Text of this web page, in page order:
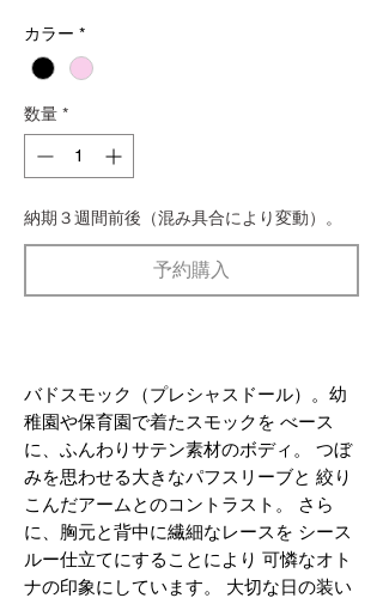
カラー *
数量 *
納期３週間前後（混み具合により変動）。
予約購入
バドスモック（プレシャスドール）。幼
稚園や保育園で着たスモックを べース
に、ふんわりサテン素材のボディ。 つぼ
みを思わせる大きなパフスリーブと 絞り
こんだアームとのコントラスト。 さら
に、胸元と背中に繊細なレースを シース
ルー仕立てにすることにより 可憐なオト
ナの印象にしています。 大切な日の装い